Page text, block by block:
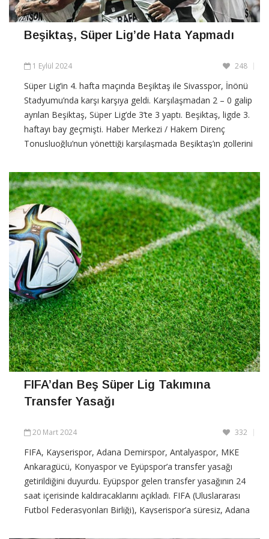
Beşiktaş, Süper Lig’de Hata Yapmadı
1 Eylül 2024 248
Süper Lig’in 4. hafta maçında Beşiktaş ile Sivasspor, İnönü
Stadyumu’nda karşı karşıya geldi. Karşılaşmadan 2 – 0 galip
ayrılan Beşiktaş, Süper Lig’de 3’te 3 yaptı. Beşiktaş, ligde 3.
haftayı bay geçmişti. Haber Merkezi / Hakem Direnç
Tonusluoğlu’nun yönettiği karşılaşmada Beşiktaş’ın gollerini
CONTINUE READING
FIFA’dan Beş Süper Lig Takımına
Transfer Yasağı
20 Mart 2024 332
FIFA, Kayserispor, Adana Demirspor, Antalyaspor, MKE
Ankaragücü, Konyaspor ve Eyüpspor’a transfer yasağı
getirildiğini duyurdu. Eyüpspor gelen transfer yasağının 24
saat içerisinde kaldıracaklarını açıkladı. FIFA (Uluslararası
Futbol Federasyonları Birliği), Kayserispor’a süresiz, Adana